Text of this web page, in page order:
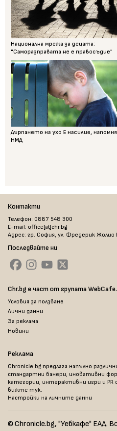
Национална мрежа за децата:
"Саморазправата не е правосъдие"
Дърпането на ухо Е насилие, напомня
НМД
Контакти
Телефон: 0887 548 300
E-mail: office[at]chr.bg
Адрес: гр. София, ул. Фредерик
Последвайте ни
Chr.bg е част от групата
Условия за ползване
Лични данни
За реклама
Новини
Реклама
Chronicle.bg предлага напълно
стандартни банери, иновативни
категории, интерактивни игри и
вижте тук.
Настройки на личните данни
© Chronicle.bg, "Уебкафе" ЕАД.